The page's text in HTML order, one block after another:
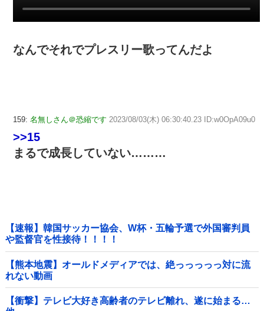
なんでそれでプレスリー歌ってんだよ
159: 名無しさん＠恐縮です 2023/08/03(木) 06:30:40.23 ID:w0OpA09u0
>>15
まるで成長していない………
【速報】韓国サッカー協会、W杯・五輪予選で外国審判員
や監督官を性接待！！！！
【熊本地震】オールドメディアでは、絶っっっっっ対に流
れない動画
【衝撃】テレビ大好き高齢者のテレビ離れ、遂に始まる…